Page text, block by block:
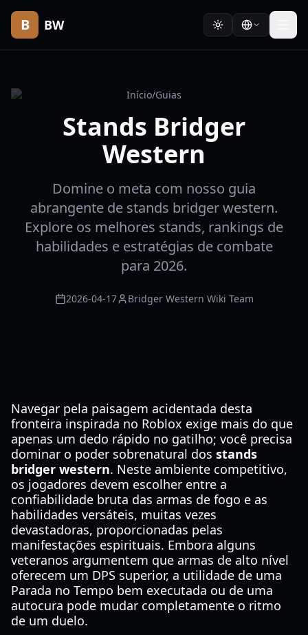
B BW
Início/Guias
Stands Bridger
Western
Domine o meta com nosso guia
abrangente de stands bridger western.
Explore os melhores stands, rankings de
habilidades e estratégias de combate
para 2026.
2026-04-17 Bridger Western Wiki Team
Navegar pela paisagem acidentada desta
fronteira inspirada no Roblox exige mais do que
apenas um dedo rápido no gatilho; você precisa
dominar o poder sobrenatural dos stands
bridger western. Neste ambiente competitivo,
os jogadores devem escolher entre a
confiabilidade bruta das armas de fogo e as
habilidades versáteis, muitas vezes
devastadoras, proporcionadas pelas
manifestações espirituais. Embora alguns
veteranos argumentem que armas de alto nível
oferecem um DPS superior, a utilidade de uma
Parada no Tempo bem executada ou de uma
autocura pode mudar completamente o ritmo
de um duelo.